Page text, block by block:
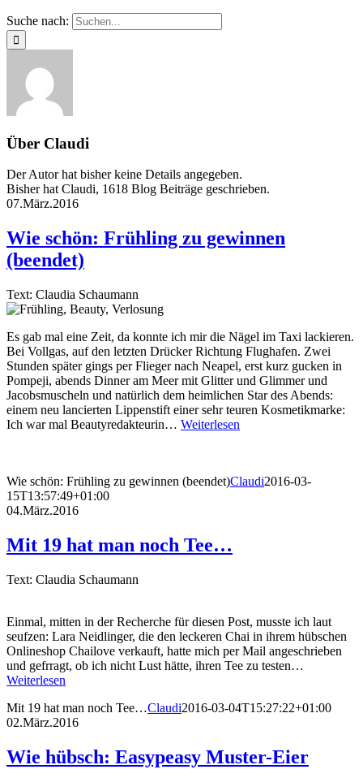
Suche nach:
Über Claudi
Der Autor hat bisher keine Details angegeben.
Bisher hat Claudi, 1618 Blog Beiträge geschrieben.
07.März.2016
Wie schön: Frühling zu gewinnen
(beendet)
Text: Claudia Schaumann
Es gab mal eine Zeit, da konnte ich mir die Nägel im Taxi lackieren.
Bei Vollgas, auf den letzten Drücker Richtung Flughafen. Zwei
Stunden später gings per Flieger nach Neapel, erst kurz gucken in
Pompeji, abends Dinner am Meer mit Glitter und Glimmer und
Jacobsmuscheln und natürlich dem heimlichen Star des Abends:
einem neu lancierten Lippenstift einer sehr teuren Kosmetikmarke:
Ich war mal Beautyredakteurin… Weiterlesen
Wie schön: Frühling zu gewinnen (beendet)Claudi2016-03-
15T13:57:49+01:00
04.März.2016
Mit 19 hat man noch Tee…
Text: Claudia Schaumann
Einmal, mitten in der Recherche für diesen Post, musste ich laut
seufzen: Lara Neidlinger, die den leckeren Chai in ihrem hübschen
Onlineshop Chailove verkauft, hatte mich per Mail angeschrieben
und gefrragt, ob ich nicht Lust hätte, ihren Tee zu testen…
Weiterlesen
Mit 19 hat man noch Tee…Claudi2016-03-04T15:27:22+01:00
02.März.2016
Wie hübsch: Easypeasy Muster-Eier